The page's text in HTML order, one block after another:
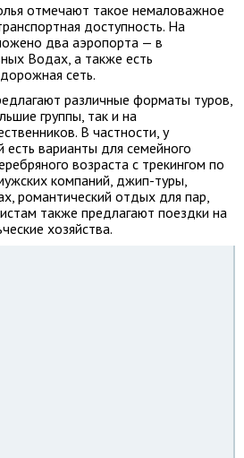
отмечают такое немаловажное
доступность. На
два аэропорта — в
Водах, а также есть
сеть.
различные форматы туров,
группы, так и на
В частности, у
есть варианты для семейного
возраста с трекингом по
компаний, джип-туры,
романтический отдых для пар,
также предлагают поездки на
хозяйства.